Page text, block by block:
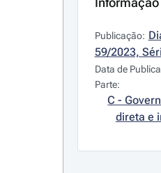
Publicação:
59/2023,
Data de
Parte:
C -
direta e